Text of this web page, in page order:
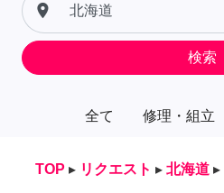
全て 修理・組立
place
検索
TOP ▸ リクエスト ▸ 北海道 ▸